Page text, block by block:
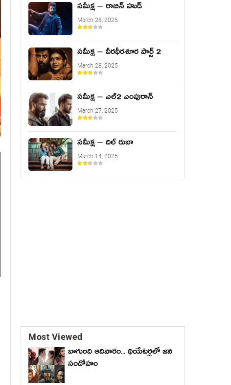
సమీక్ష – రాబిన్ హుడ్
March 28, 2025
సమీక్ష – వీరధీరశూర పార్ట్ 2
March 28, 2025
సమీక్ష – ఎల్2 ఎంపురాన్
March 27, 2025
సమీక్ష – దిల్ రుబా
March 14, 2025
Most Viewed
బాగుంది ఆదివారం... థియేటర్లలో జన
సందోహం